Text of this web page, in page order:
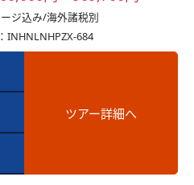
ジ込み/海外諸税別
INHNLNHPZX-684
ツアー詳細へ